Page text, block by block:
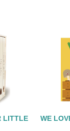
LITTLE WE